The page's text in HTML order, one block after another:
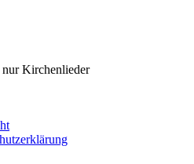
Kirchenlieder